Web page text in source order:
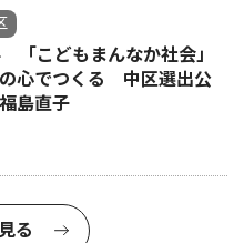
「こどもまんなか社会」
心でつくる 中区選出公
島直子
る